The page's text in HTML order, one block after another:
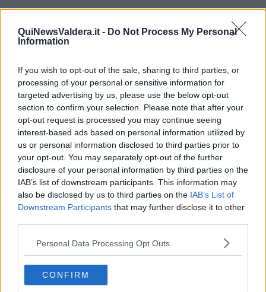
QuiNewsValdera.it - Do Not Process My Personal
Information
If you wish to opt-out of the sale, sharing to third parties, or
processing of your personal or sensitive information for
targeted advertising by us, please use the below opt-out
section to confirm your selection. Please note that after your
opt-out request is processed you may continue seeing
interest-based ads based on personal information utilized by
us or personal information disclosed to third parties prior to
your opt-out. You may separately opt-out of the further
disclosure of your personal information by third parties on the
IAB’s list of downstream participants. This information may
also be disclosed by us to third parties on the IAB’s List of
Downstream Participants that may further disclose it to other
Personal Data Processing Opt Outs
CONFIRM
Aplumax 2026 non sarà una semplice simulazione programmata,
l’efficacia della risposta delle
Misericordiedella provincia di Pisa di fronte a potenziali scenari
critici. Per garantire il massimo realismo, l'organizzazione ha
emergenze da affrontare solo al momento della chiamata,
permettendo ai responsabili di monitorare la velocità e la qualità
della reazione dei team sul campo.
L’esercitazione vedrà un impegno congiunto tra diverse
specializzazioni. Accanto alle attività diProtezione Civile, con
l’impiego di moduli Idro, moduli Ge (generatori) e moduli
Luce, verranno allestite prove specifiche che coinvolgeranno
il settore sanitario e le squadre AIB(Antincendio Boschivo).
Questa sinergia permetterà di testare la risposta a incendi boschivi
logistico.
impegnata a gestire il flusso di mezzi e personale
sistema a "doppio binario" su due diversi gestionali. "Con Aplumax